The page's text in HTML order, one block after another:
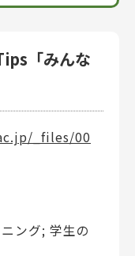
「みんな
_files/00
ング; 学生の